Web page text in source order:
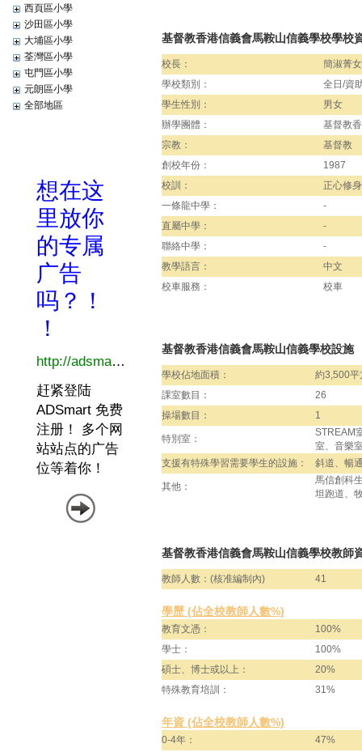
西頁區小學
沙田區小學
大埔區小學
荃灣區小學
屯門區小學
元朗區小學
全部地區
基督教香港信義會馬鞍山信義學校學校
校長：
簡淑菁
學校類別：
全日/資
學生性別：
男女
辦學團體：
基督教
宗教：
基督教
創校年份：
1987
校訓：
正心修身
一條龍中學：
-
直屬中學：
-
聯絡中學：
-
教學語言：
中文
校車服務：
校車
基督教香港信義會馬鞍山信義學校設施
學校佔地面積：
約3,500平
課室數目：
26
操場數目：
1
特別室：
STREAM
室、音樂
支援有特殊學習需要學生的設施：
斜道、暢
其他：
馬信創科
坦跑道、
基督教香港信義會馬鞍山信義學校教師
教師人數：(核准編制內) 41
學歷 (佔全校教師人數%)
教育文憑：
100%
學士：
100%
碩士、博士或以上：
20%
特殊教育培訓：
31%
年資 (佔全校教師人數%)
0-4年：
47%